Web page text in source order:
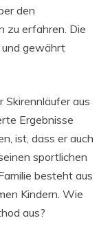
den
zu erfahren. Die
und gewährt
Skirennläufer aus
Ergebnisse
ist, dass er auch
sportlichen
besteht aus
Kindern. Wie
aus?